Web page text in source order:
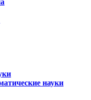
науки